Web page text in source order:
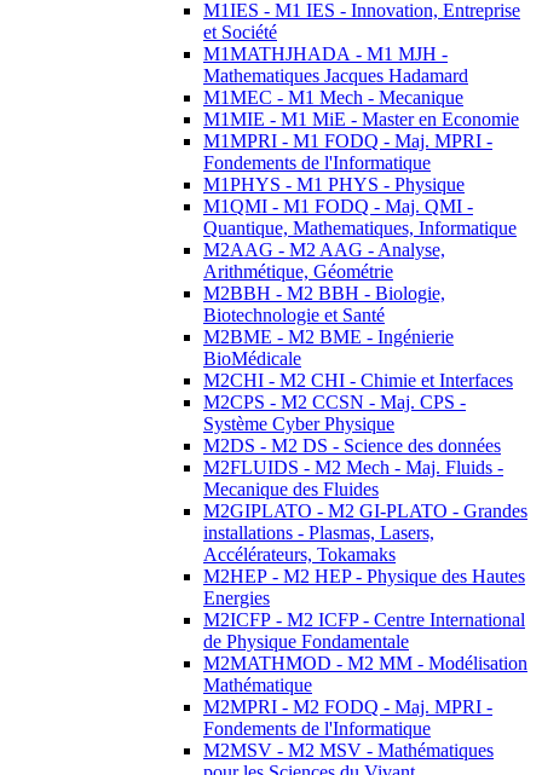
M1IES - M1 IES - Innovation, Entreprise
et Société
M1MATHJHADA - M1 MJH -
Mathematiques Jacques Hadamard
M1MEC - M1 Mech - Mecanique
M1MIE - M1 MiE - Master en Economie
M1MPRI - M1 FODQ - Maj. MPRI -
Fondements de l'Informatique
M1PHYS - M1 PHYS - Physique
M1QMI - M1 FODQ - Maj. QMI -
Quantique, Mathematiques, Informatique
M2AAG - M2 AAG - Analyse,
Arithmétique, Géométrie
M2BBH - M2 BBH - Biologie,
Biotechnologie et Santé
M2BME - M2 BME - Ingénierie
BioMédicale
M2CHI - M2 CHI - Chimie et Interfaces
M2CPS - M2 CCSN - Maj. CPS -
Système Cyber Physique
M2DS - M2 DS - Science des données
M2FLUIDS - M2 Mech - Maj. Fluids -
Mecanique des Fluides
M2GIPLATO - M2 GI-PLATO - Grandes
installations - Plasmas, Lasers,
Accélérateurs, Tokamaks
M2HEP - M2 HEP - Physique des Hautes
Energies
M2ICFP - M2 ICFP - Centre International
de Physique Fondamentale
M2MATHMOD - M2 MM - Modélisation
Mathématique
M2MPRI - M2 FODQ - Maj. MPRI -
Fondements de l'Informatique
M2MSV - M2 MSV - Mathématiques